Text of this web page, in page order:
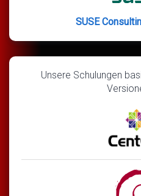
SUSE
Unsere Schulungen